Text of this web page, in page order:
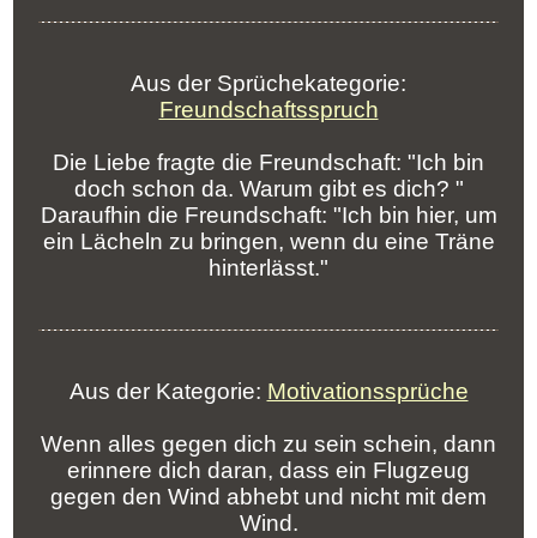
Aus der Sprüchekategorie:
Freundschaftsspruch
Die Liebe fragte die Freundschaft: "Ich bin
doch schon da. Warum gibt es dich? "
Daraufhin die Freundschaft: "Ich bin hier, um
ein Lächeln zu bringen, wenn du eine Träne
hinterlässt."
Aus der Kategorie: Motivationssprüche
Wenn alles gegen dich zu sein schein, dann
erinnere dich daran, dass ein Flugzeug
gegen den Wind abhebt und nicht mit dem
Wind.